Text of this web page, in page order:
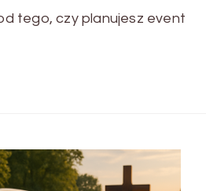
tego, czy planujesz event